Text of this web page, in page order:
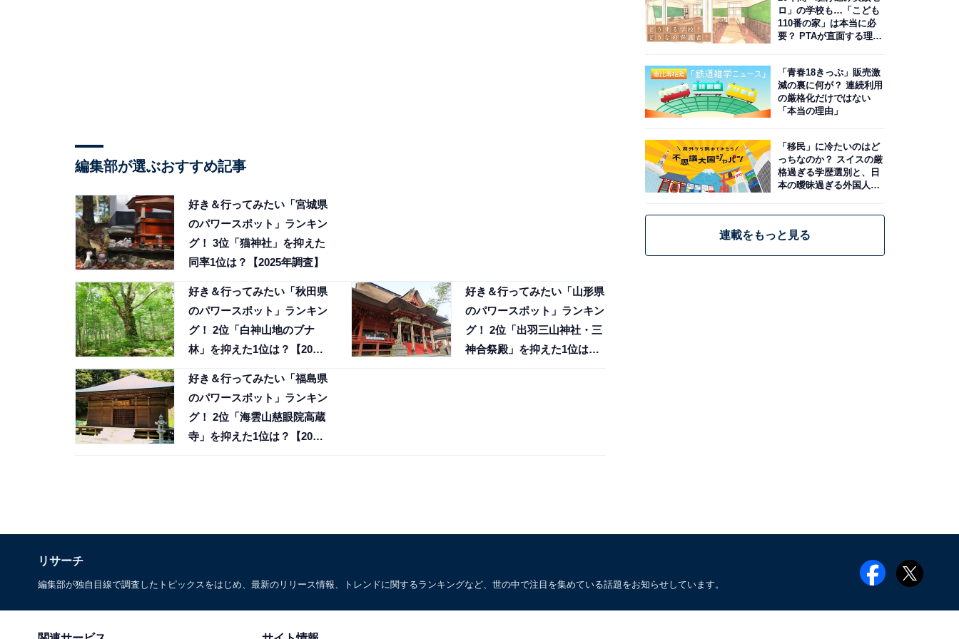
編集部が選ぶおすすめ記事
好き＆行ってみたい「宮城県
のパワースポット」ランキン
グ！ 3位「猫神社」を抑えた
同率1位は？【2025年調査】
好き＆行ってみたい「秋田県
のパワースポット」ランキン
グ！ 2位「白神山地のブナ
林」を抑えた1位は？【2025
好き＆行ってみたい「山形県
のパワースポット」ランキン
グ！ 2位「出羽三山神社・三
神合祭殿」を抑えた1位は？
好き＆行ってみたい「福島県
のパワースポット」ランキン
グ！ 2位「海雲山慈眼院高蔵
寺」を抑えた1位は？【2025
ロ」の学校も…「こども
110番の家」は本当に必
要？ PTAが直面する理想
「青春18きっぷ」販売激
減の裏に何が？ 連続利用
の厳格化だけではない
「本当の理由」
「移民」に冷たいのはど
っちなのか？ スイスの厳
格過ぎる学歴選別と、日
本の曖昧過ぎる外国人政
連載をもっと見る
リサーチ
編集部が独自目線で調査したトピックスをはじめ、最新のリリース情報、トレンドに関するランキングなど、世の中で注目を集めている話題をお知らせしています。